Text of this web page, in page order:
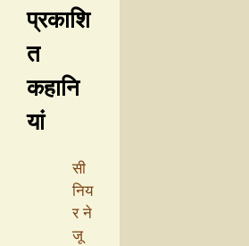
प्रकाशि
त
कहानि
यां
सी
निय
र ने
जू